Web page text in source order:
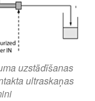
uzstādīšanas
ultraskaņas